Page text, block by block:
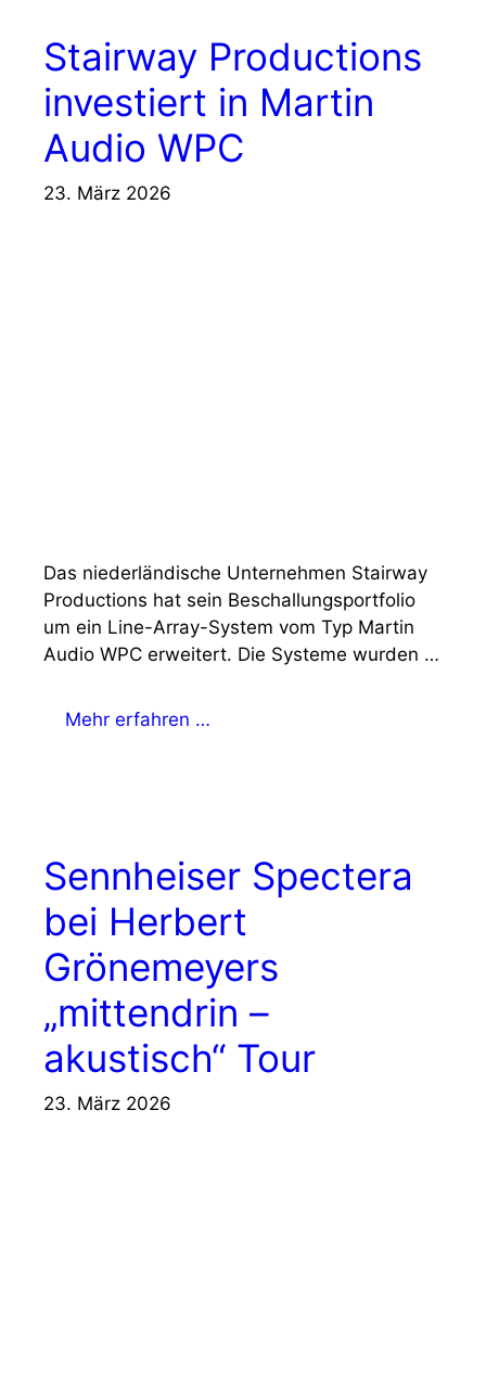
Stairway Productions
investiert in Martin
Audio WPC
23. März 2026
Das niederländische Unternehmen Stairway
Productions hat sein Beschallungsportfolio
um ein Line-Array-System vom Typ Martin
Audio WPC erweitert. Die Systeme wurden …
Mehr erfahren …
Sennheiser Spectera
bei Herbert
Grönemeyers
„mittendrin –
akustisch“ Tour
23. März 2026